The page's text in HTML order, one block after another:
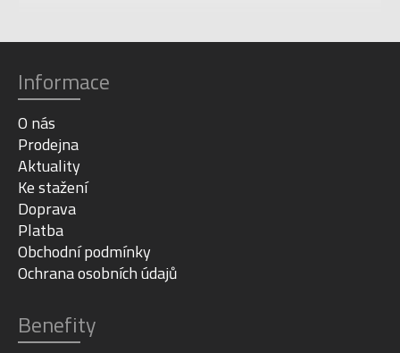
Informace
O nás
Prodejna
Aktuality
Ke stažení
Doprava
Platba
Obchodní podmínky
Ochrana osobních údajů
Benefity